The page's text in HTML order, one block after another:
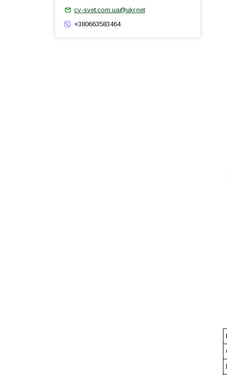
cv-svet.com.ua@ukr.net
+380663583464